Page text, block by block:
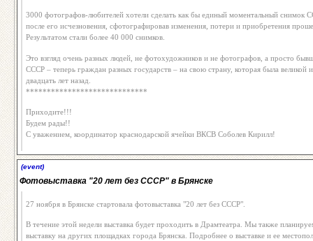
3000 фотографов-любителей хотели сделать как бы единый моментальный снимок
после его исчезновения, сфотографировав изменения, потери и приобретения
Результатом стали более 40 000 снимков.
Это взгляд очень разных людей, не фотохудожников и не фотографов, а просто
СССР – теперь граждан разных государств – на свою страну, которая была великой
двадцать лет назад.
*****************************
Приходите!!!
Будем рады!!
С уважением, координатор краснодарской ячейки ВКСВ Соболев Кирилл!
(event)
Фотовыставка "20 лет без СССР" в Брянске
27 ноября в Брянске стартовала фотовыставка "20 лет без СССР".
В течение этой недели выставка будет проходить в Драмтеатра. Мы также
выставку на других площадках города Брянска. Подробнее о выставке и ее